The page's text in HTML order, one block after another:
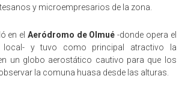
y microempresarios de la zona.
en el Aeródromo de Olmué -donde opera el
local- y tuvo como principal atractivo la
un globo aerostático cautivo para que los
la comuna huasa desde las alturas.